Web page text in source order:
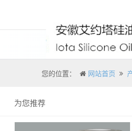
您的位置： 网站首页
为您推荐